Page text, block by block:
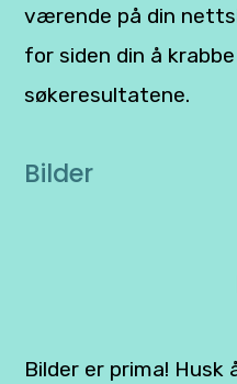
værende på din
for siden din å
søkeresultatene.
Bilder
Bilder er prima!